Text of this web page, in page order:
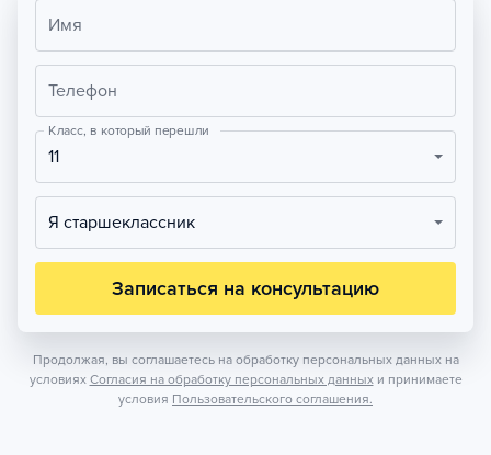
Имя
Телефон
Класс, в который перешли
11
Я старшеклассник
Записаться на консультацию
Продолжая, вы соглашаетесь на обработку персональных данных на
условиях Согласия на обработку персональных данных и принимаете
условия Пользовательского соглашения.